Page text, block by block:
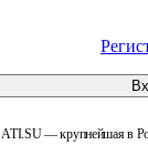
ATI.SU — крупнейшая в